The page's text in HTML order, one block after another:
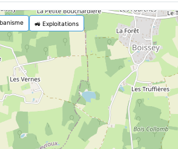
🚜 Exploitations